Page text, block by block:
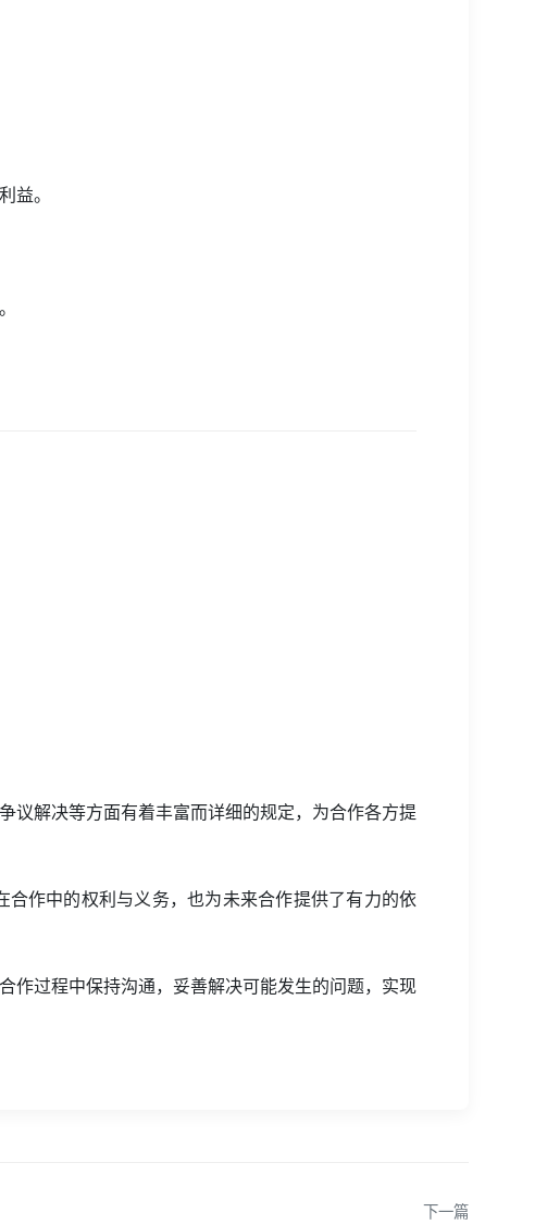
益。
议解决等方面有着丰富而详细的规定，为合作各方提
作中的权利与义务，也为未来合作提供了有力的依
作过程中保持沟通，妥善解决可能发生的问题，实现
下一篇